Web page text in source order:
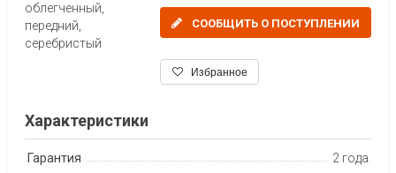
СООБЩИТЬ О ПОСТУПЛЕНИИ
Избранное
облегченный,
передний,
серебристый
Характеристики
Гарантия
2 года